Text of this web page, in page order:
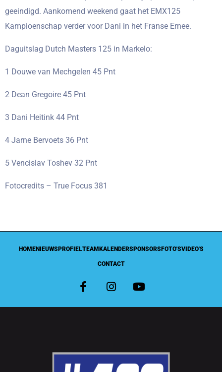
geeindigd. Aankomend weekend gaat het EMX125
Kampioenschap verder voor Dani in het Franse Ernee.
Daguitslag Dutch Masters 125 in Markelo:
1 Douwe van Mechgelen 45 Pnt
2 Dean Gregoire 45 Pnt
3 Dani Heitink 44 Pnt
4 Jarne Bervoets 36 Pnt
5 Vencislav Toshev 32 Pnt
Fotocredits – True Focus 381
HOMENIEUWS PROFIELTEAM KALENDERSPONSORS FOTO'SVIDEO'S
CONTACT